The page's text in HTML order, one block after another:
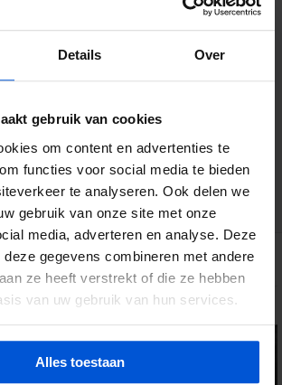
Details Over
gebruik van cookies
om content en advertenties te
functies voor social media te bieden
te analyseren. Ook delen we
gebruik van onze site met onze
media, adverteren en analyse. Deze
deze gegevens combineren met andere
ze heeft verstrekt of die ze hebben
van uw gebruik van hun services.
Alles toestaan
GRAAG
ons een 9.1 op
PRODUCTEN